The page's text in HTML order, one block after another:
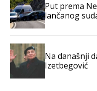
Put prema
lančanog
Na današnji
Izetbegović